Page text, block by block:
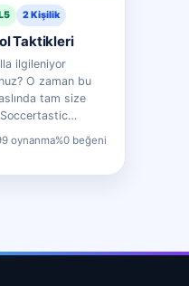
2 Kişilik
Taktikleri
ilgileniyor
O zaman bu
tam size
oynanma%0 beğeni